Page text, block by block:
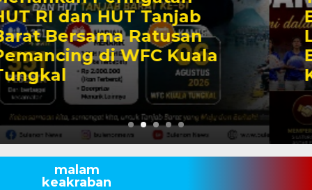
Bhinneka Tunggal Ika
Lewat Pergelaran Seni
Budaya Bhineka
Kebangsaan
malam
keakraban